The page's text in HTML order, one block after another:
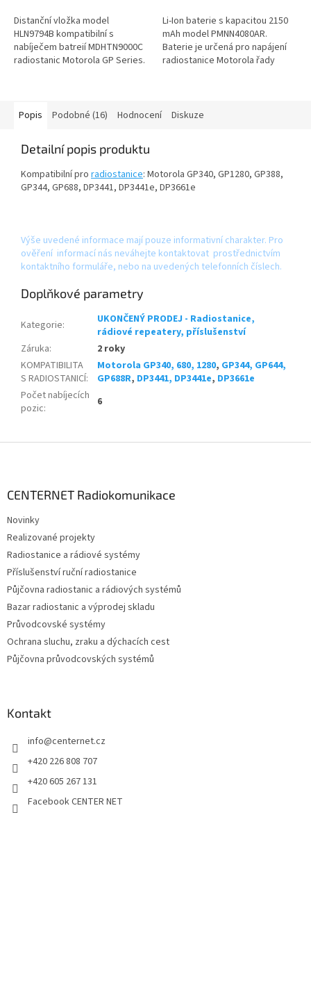
Distanční vložka model
HLN9794B kompatibilní s
nabíječem batreií MDHTN9000C
radiostanic Motorola GP Series.
Li-Ion baterie s kapacitou 2150
mAh model PMNN4080AR.
Baterie je určená pro napájení
radiostanice Motorola řady
Popis Podobné (16) Hodnocení Diskuze
Detailní popis produktu
Kompatibilní pro radiostanice: Motorola GP340, GP1280, GP388,
GP344, GP688, DP3441, DP3441e, DP3661e
Výše uvedené informace mají pouze informativní charakter. Pro
ověření informací nás neváhejte kontaktovat prostřednictvím
kontaktního formuláře, nebo na uvedených telefonních číslech.
Doplňkové parametry
Kategorie:
UKONČENÝ PRODEJ - Radiostanice,
rádiové repeatery, příslušenství
Záruka:
2 roky
KOMPATIBILITA
S RADIOSTANICÍ:
Motorola GP340, 680, 1280, GP344, GP644,
GP688R, DP3441, DP3441e, DP3661e
Počet nabíjecích
pozic: 6
CENTERNET Radiokomunikace
Novinky
Realizované projekty
Radiostanice a rádiové systémy
Příslušenství ruční radiostanice
Půjčovna radiostanic a rádiových systémů
Bazar radiostanic a výprodej skladu
Průvodcovské systémy
Ochrana sluchu, zraku a dýchacích cest
Půjčovna průvodcovských systémů
Kontakt
info@centernet.cz
+420 226 808 707
+420 605 267 131
Facebook CENTER NET